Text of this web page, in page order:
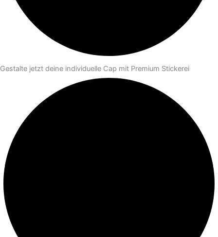
Gestalte jetzt deine individuelle Cap mit Premium Stickerei